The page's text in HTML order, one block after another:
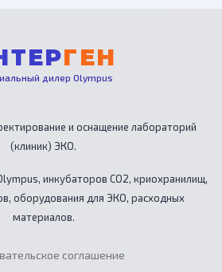
ГЕН
дилер Olympus
и оснащение лабораторий
(клиник) ЭКО.
инкубаторов CO2, криохранилищ,
оборудования для ЭКО, расходных
материалов.
соглашение